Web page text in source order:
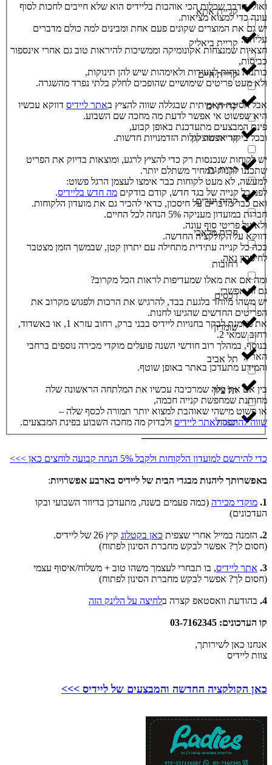
קריית אתא
קריית ביאליק
קריית חיים
קריית ים
קריית מוצקין
קרית גת
קרית יערים
קרית מלאכי
רחובות
רכסים
שומרון
תל אביב
תל ציון
תפרח
ואולי הדבר שכלות הכי אוהבות בליידיס הוא שלא חייבים לחכות לסוף
עונה כדי למצוא מציאות.
יש גם את המוצרים שקונים פעם אחת ומבינים למה כולם מדברים
עליהם:
חצאיות שמנצחות אקונומיקה וממשיכות להיראות טוב גם אחרי אינספור
כביסות,
כותנות נוחות לצעירות ולאימהות שיש להן תינוקות,
ולא מעט פריטים שימושיים שהופכים לחלק בלתי נפרד מהשגרה.
אבל הסיבה האמיתית שבגללה שווה להציץ באתר ליידיסדווקא עכשיו
היא שפשוט אי אפשר לדעת מה מחכה שם השבוע.
פינת המבצעים מתעדכנת באופן קבוע,
ובכל ביקור אפשר לגלות הזדמנויות חדשות.
יש לקוחות שנכנסות רק כדי להציץ לרגע, ומוצאות בדיוק את הפריט
שתכננו לקנות במחיר משתלם יותר.
למעשה, לא מעט לקוחות כבר אימצו לעצמן הרגל פשוט:
לפני כל קנייה של בגד חדש, קודם בודקים מה חדש בליידיס.
ואם כבר מדברים על חיסכון, כדאי להכיר גם את מועדון הלקוחות.
חברות במועדון מעניקה 5% הנחה לכל החיים.
ולא על פריטי סוף עונה.
דווקא על הקולקציה החדשה.
ככה כל קנייה עתידית מתחילה עם יתרון קטן, שבמשך הזמן מצטבר
לחיסכון נאה.
ומה אם את מאלו שמעדיפות לראות הכל מקרוב?
גם זה אפשרי.
יש משהו מיוחד בלגעת בבד, להרגיש את הרכות ולפגוש מקרוב את
הפריטים החדשים שהגיעו לחנות.
את מוזמנת לבקר בחנויות ליידיס בבני ברק, רחוב עזרא 1, או באשדוד,
רחוב שמאי 2.
בנוסף, במהלך רוב חודשי השנה פועלים מוקדי מכירה נוספים ברחבי
הארץ,
והמידע מתעדכן באתר באופן שוטף.
בין אם את כלה שמרכיבה עכשיו את המלתחה הראשונה שלה
מחותנת שמחפשת קנייה חכמה,
או פשוט מישהי שאוהבת למצוא יותר תמורה לכסף שלה –
שווה להיכנס לאתר ליידיסולבדוק מה מחכה השבוע בפינת המבצעים.
_______________________
כדי להירשם למועדון הלקוחות ולקבל 5% הנחה קבועה לוחצים כאן >>>
באפשרותך ליהנות מבגדי הבית של ליידיס בארבע אפשרויות:
1. מוקדי מכירה(כמה פעמים בשנה, מתעדכן בדיוור השבועי ובקו
העדכונים)
2. הזמנה במייל אחרי שצפית כאן בקטלוגקיץ 26 של ליידיס.
(חסום לך? אפשר לבקש מחברת הסינון לפתוח)
3. אתר ליידיס, בו תבחרי לעצמך משהו טוב + משלוח/איסוף עצמי
(חסום לך? אפשר לבקש מחברת הסינון לפתוח)
4. בהודעת וואסטאפ קצרה בלחיצה על הלינק הזה
קו העדכונים: 03-7162345
אנחנו כאן לשירותך,
צוות ליידיס
כאן הקולקציה החדשה והמבצעים של ליידיס >>>